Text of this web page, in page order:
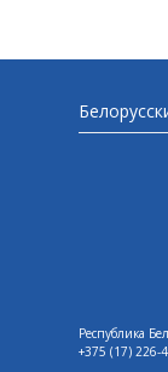
Республика
+375 (17) 226-